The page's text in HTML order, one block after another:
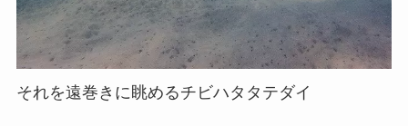
それを遠巻きに眺めるチビハタタテダイ